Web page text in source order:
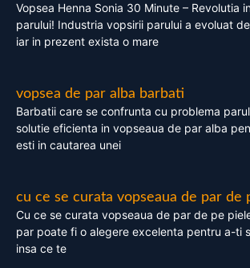
Vopsea Henna Sonia 30 Minute – Revolutia
parului! Industria vopsirii parului a evoluat
iar in prezent exista o mare
vopsea de par alba barbati
Barbatii care se confrunta cu problema
solutie eficienta in vopseaua de par alba
esti in cautarea unei
cu ce se curata vopseaua de par de
Cu ce se curata vopseaua de par de pe
par poate fi o alegere excelenta pentru a-ti
insa ce te